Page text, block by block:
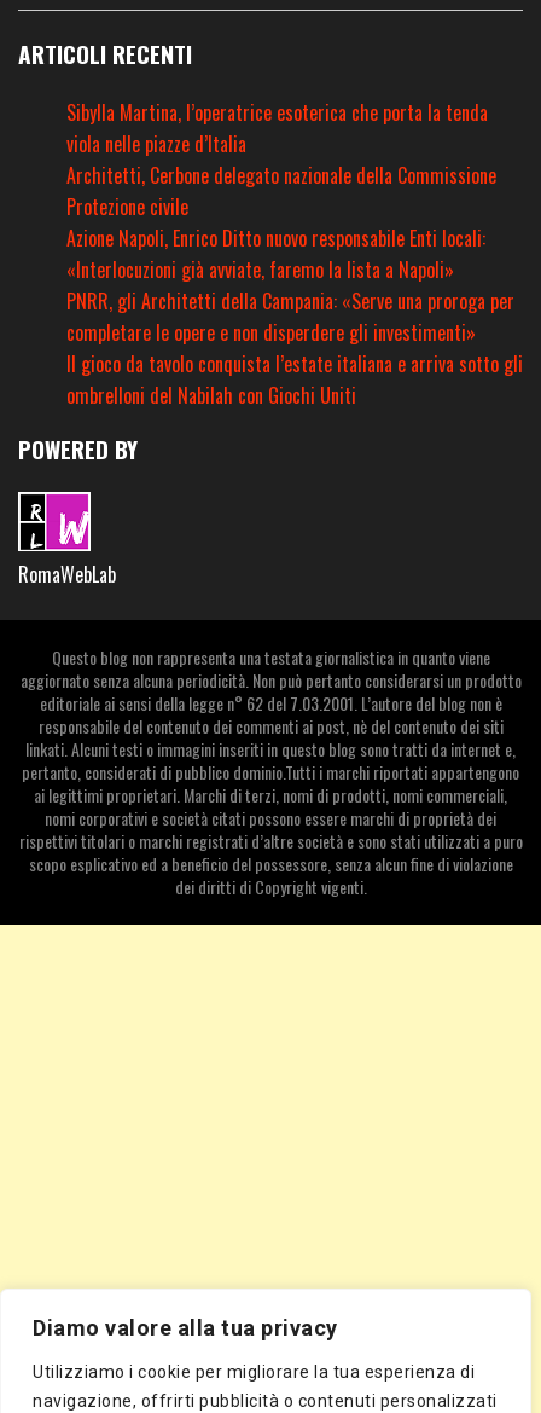
Diamo valore alla tua privacy
Utilizziamo i cookie per migliorare la tua esperienza di
navigazione, offrirti pubblicità o contenuti personalizzati
ARTICOLI RECENTI
Sibylla Martina, l’operatrice esoterica che porta la tenda
viola nelle piazze d’Italia
Architetti, Cerbone delegato nazionale della Commissione
Protezione civile
Azione Napoli, Enrico Ditto nuovo responsabile Enti locali:
«Interlocuzioni già avviate, faremo la lista a Napoli»
PNRR, gli Architetti della Campania: «Serve una proroga per
completare le opere e non disperdere gli investimenti»
Il gioco da tavolo conquista l’estate italiana e arriva sotto gli
ombrelloni del Nabilah con Giochi Uniti
POWERED BY
RomaWebLab
Questo blog non rappresenta una testata giornalistica in quanto viene
aggiornato senza alcuna periodicità. Non può pertanto considerarsi un prodotto
editoriale ai sensi della legge n° 62 del 7.03.2001. L’autore del blog non è
responsabile del contenuto dei commenti ai post, nè del contenuto dei siti
linkati. Alcuni testi o immagini inseriti in questo blog sono tratti da internet e,
pertanto, considerati di pubblico dominio.Tutti i marchi riportati appartengono
ai legittimi proprietari. Marchi di terzi, nomi di prodotti, nomi commerciali,
nomi corporativi e società citati possono essere marchi di proprietà dei
rispettivi titolari o marchi registrati d’altre società e sono stati utilizzati a puro
scopo esplicativo ed a beneficio del possessore, senza alcun fine di violazione
dei diritti di Copyright vigenti.